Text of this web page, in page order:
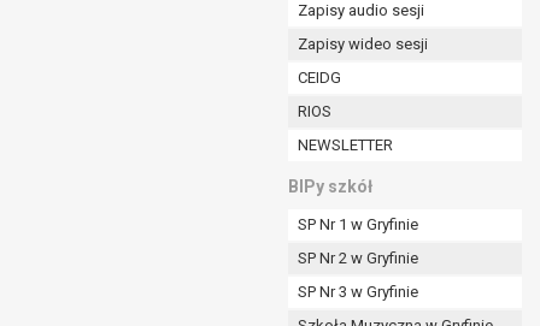
Zapisy audio sesji
Zapisy wideo sesji
CEIDG
RIOS
NEWSLETTER
BIPy szkół
SP Nr 1 w Gryfinie
SP Nr 2 w Gryfinie
SP Nr 3 w Gryfinie
z terminami archiwizacji określonymi przez
czasu wycofania tej zgody.
do realizacji zawartej umowy, a po tym
na przetwarzanie danych po zakończeniu i
z umowy o dofinansowanie zawartej między